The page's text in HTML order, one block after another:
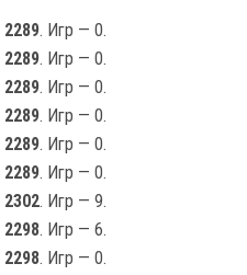
2289. Игр — 0.
2289. Игр — 0.
2289. Игр — 0.
2289. Игр — 0.
2289. Игр — 0.
2289. Игр — 0.
2302. Игр — 9.
2298. Игр — 6.
2298. Игр — 0.